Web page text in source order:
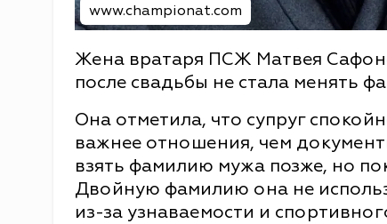
www.championat.com
Жена вратаря ПСЖ Матвея
после свадьбы не стала менять
Она отметила, что супруг
важнее отношения, чем
взять фамилию мужа позже, но
Двойную фамилию она не
из-за узнаваемости и